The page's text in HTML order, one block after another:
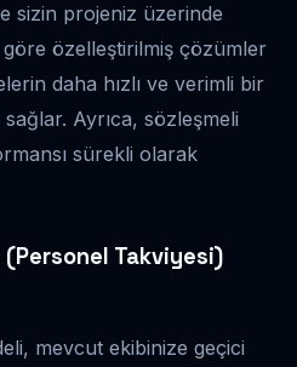
sizin projeniz üzerinde
göre özelleştirilmiş çözümler
daha hızlı ve verimli bir
sağlar. Ayrıca, sözleşmeli
sürekli olarak
Takviyesi)
mevcut ekibinize geçici